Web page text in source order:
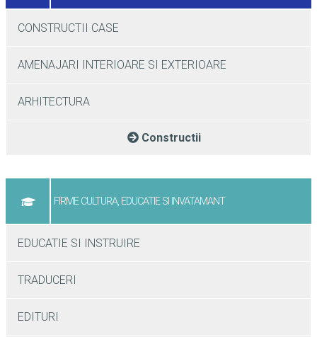
CONSTRUCTII CASE
AMENAJARI INTERIOARE SI EXTERIOARE
ARHITECTURA
Constructii
FIRME CULTURA, EDUCATIE SI INVATAMANT
EDUCATIE SI INSTRUIRE
TRADUCERI
EDITURI